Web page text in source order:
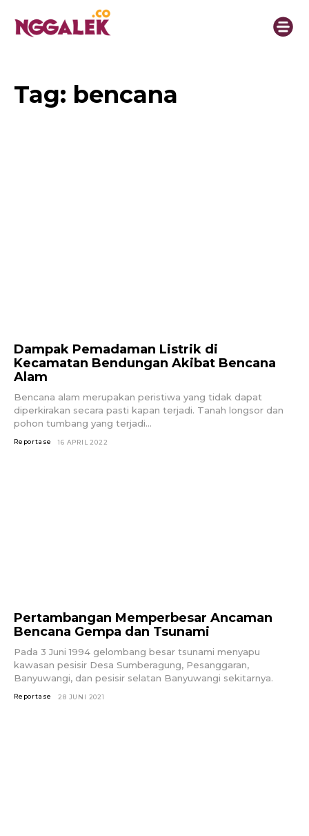
Tag: bencana
Dampak Pemadaman Listrik di
Kecamatan Bendungan Akibat Bencana
Alam
Bencana alam merupakan peristiwa yang tidak dapat
diperkirakan secara pasti kapan terjadi. Tanah longsor dan
pohon tumbang yang terjadi...
Reportase 16 APRIL 2022
Pertambangan Memperbesar Ancaman
Bencana Gempa dan Tsunami
Pada 3 Juni 1994 gelombang besar tsunami menyapu
kawasan pesisir Desa Sumberagung, Pesanggaran,
Banyuwangi, dan pesisir selatan Banyuwangi sekitarnya.
Reportase 28 JUNI 2021